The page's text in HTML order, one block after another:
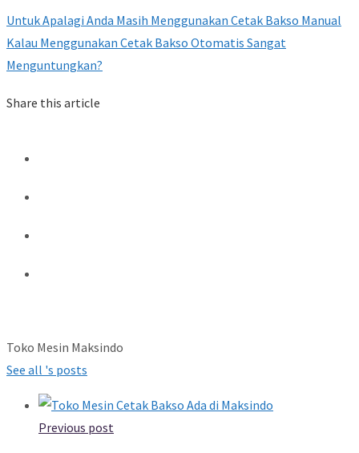
Untuk Apalagi Anda Masih Menggunakan Cetak Bakso Manual
Kalau Menggunakan Cetak Bakso Otomatis Sangat
Menguntungkan?
Share this article
Toko Mesin Maksindo
See all 's posts
Previous post